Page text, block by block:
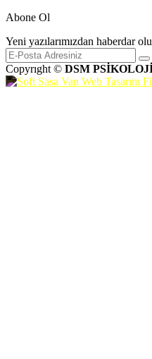
Abone Ol
Yeni yazılarımızdan haberdar
Copyrıght © DSM